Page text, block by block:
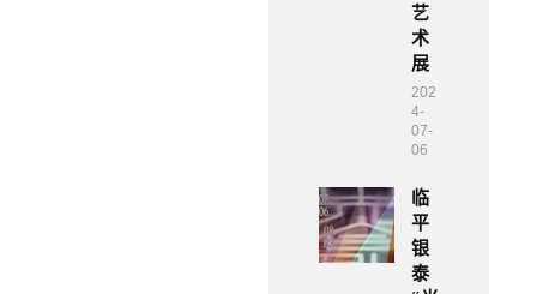
艺
术
展
202
4-
07-
06
临
平
银
泰